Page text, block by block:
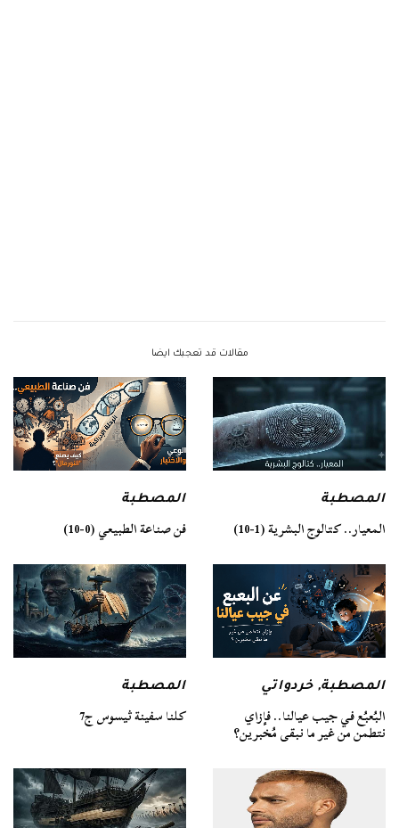
مقالات قد تعجبك ايضا
المصطبة
المعيار.. كتالوج البشرية (1-10)
المصطبة
فن صناعة الطبيعي (0-10)
المصطبة,خردواتي
البُعبُع في جيب عيالنا.. فإزاي
نتطمن من غير ما نبقى مُخبرين؟
المصطبة
كلنا سفينة ثيسوس ج7